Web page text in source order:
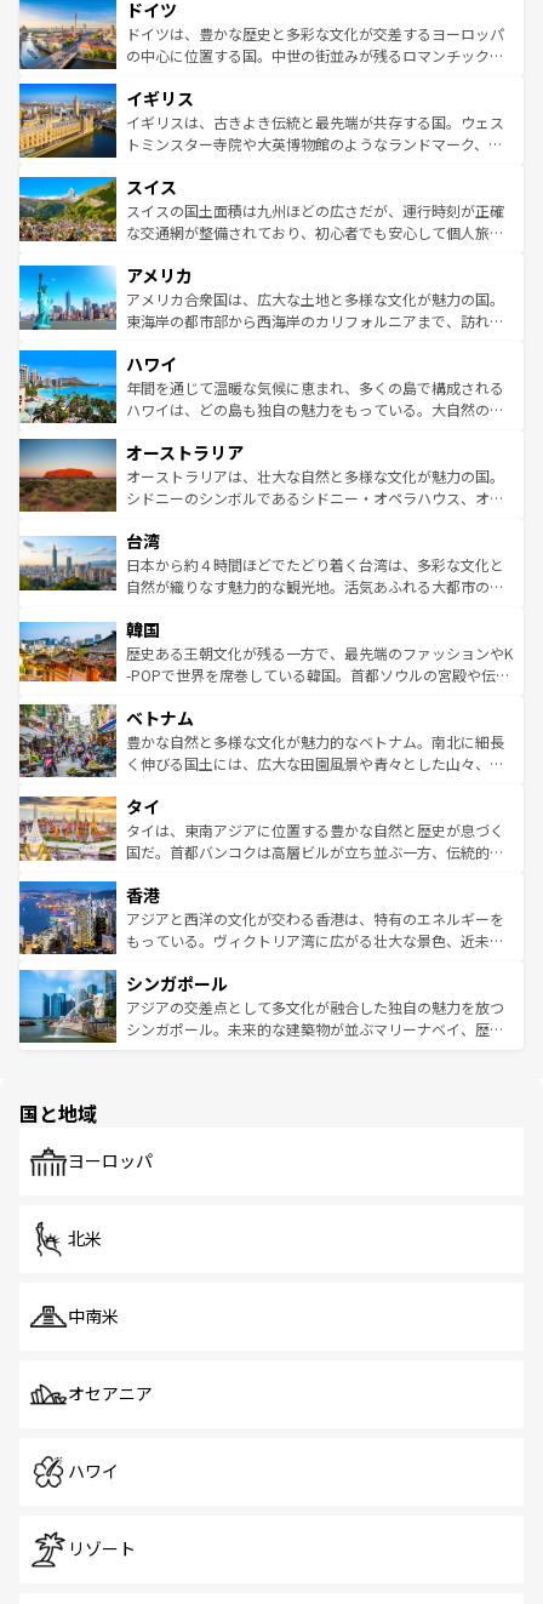
の城塞都市、穏やかなビーチリゾートまで多彩な表情を見
せる。地方によって風土や気候が異なるスペインはその個
性で訪れる人を魅了する。 なお、新着のスペイン情報はコ
で、幅広い魅力が詰まっている。華麗な宮殿、歴史的な大
聖堂、美しいビーチ、そして豊かな自然が、訪れる者を心
から魅了する。また、フランスは美食の国としても知ら
いる。シャンパンの発祥地であるランス、プロヴァンスの
香り高いラベンダー畑など、多彩な楽しみ方が可能だ。さ
らに、パリ以外の地域にも魅力が溢れており、どの街角に
れる地方に足を運ぶとそれぞれで全く異なる文化を体験で
きるだろう。 なお、新着のフランス情報はコンテンツ一覧
を参照してほしい。
ドイツ
ドイツは、豊かな歴史と多彩な文化が交差するヨーロッパ
の中心に位置する国。中世の街並みが残るロマンチック街
顔を持つこの国は、どこを歩いても飽きることがない。ベ
ルリンの文化的活気、バイエルン州のアルプスの絶景、そ
してライン川沿いのワイン畑といった風景は必見。ビール
は、お酒好きな人にはぜひ体験してほしい。 なお、新着の
ドイツ情報はコンテンツ一覧を参照してほしい。
イギリス
イギリスは、古きよき伝統と最先端が共存する国。ウェス
トミンスター寺院や大英博物館のようなランドマーク、歴
リアごとに異なる魅力がある。また、優雅なアフタヌーン
ティー、ビール好きにはたまらない英国パブ、サッカー観
戦など、本場だからこそできる体験も豊富。イギリスを旅
ンツ一覧を参照してほしい。
スイス
スイスの国土面積は九州ほどの広さだが、運行時刻が正確
な交通網が整備されており、初心者でも安心して個人旅行
の建物がそのまま残る町や、スイスならではのユニークな
博物館もあり、アルプス観光だけでなく町歩きも満喫する
ことができる。国民の所得が高いため物価も高いが、旅行
ば市内交通費無料で観光を楽しむこともできる。 なお、新
着のスイス情報はコンテンツ一覧 を参照してほしい。
アメリカ
アメリカ合衆国は、広大な土地と多様な文化が魅力の国。
東海岸の都市部から西海岸のカリフォルニアまで、訪れる
のような巨大都市は、観光、ショッピング、エンターテイ
ンメントが詰まった刺激的なスポットだ。一方、アメリカ
西部には大自然が広がり、グランドキャニオンやイエロー
部のニューオーリンズでは、音楽と美食が融合した独特の
文化が魅力。旅行者はアメリカの各地域で異なる魅力を楽
しみながら、その多様性と豊かな歴史を感じることができ
ならではの贅沢な旅のスタイルだ。 なお、新着のアメリカ
情報はコンテンツ一覧を参照してほしい。
ハワイ
年間を通じて温暖な気候に恵まれ、多くの島で構成される
ハワイは、どの島も独自の魅力をもっている。大自然の神
ワイ島は見逃せない。また、定番の観光地といえばオアフ
島だが、静かな自然を求めるならマウイ島やカウアイ島が
おすすめ。エメラルドグリーンに輝く海をはじめ、豊かな
れるおもてなしの心で訪れる人々を迎えてくれるハワイの
人々、おいしいローカルフードやハワイアンミュージッ
ク、伝統的なフラダンスなど、すべてがハワイの魅力を彩
ワイを、存分に味わってほしい。 なお、新着のハワイ情報
はコンテンツ一覧を参照してほしい。
オーストラリア
オーストラリアは、壮大な自然と多様な文化が魅力の国。
シドニーのシンボルであるシドニー・オペラハウス、オー
リアリーフや大陸中央部にそびえるウルル（エアーズロッ
ク）、タスマニアの美しい原生林やケアンズの熱帯雨林な
ど、見どころがたくさん。また、カフェやワイン、オージ
いる。アクティビティも充実しており、サーフィンやダイ
ビング、ハイキングなど、アウトドア好きにはたまらな
い。オーストラリアの多彩な魅力を存分に味わいつくそ
参照してほしい。
台湾
日本から約４時間ほどでたどり着く台湾は、多彩な文化と
自然が織りなす魅力的な観光地。活気あふれる大都市の台
ン）、静ひつな山岳地帯である台湾東部など、都市の喧騒
と山間の静けさが共存しており、訪れる人に新しい発見と
驚きをもたらしてくれる。また、奥深い台湾の食文化も魅
容にもいいと評判のスイーツなど、バラエティ豊かな料理
が味わえる。 なお、新着の台湾情報は コンテンツ一覧を参
照してほしい。
韓国
歴史ある王朝文化が残る一方で、最先端のファッションやK
-POPで世界を席巻している韓国。首都ソウルの宮殿や伝統
き、地方に足を延ばせば四季折々の自然美を楽しむことが
できる。そして、キムチや焼肉、絶品のストリートフード
まで、さまざまな韓国料理が待っている。夜には、韓国な
リティに包まれながら、韓国の多彩な魅力を心ゆくまで味
わってみてほしい。 なお、新着の韓国情報はコンテンツ一
覧を参照してほしい。
ベトナム
豊かな自然と多様な文化が魅力的なベトナム。南北に細長
く伸びる国土には、広大な田園風景や青々とした山々、世
急速な発展と共に伝統が息づく。ハノイの古い町並みやホ
ーチミン市のフランス統治時代の建物も、独特の雰囲気を
醸し出している。また、バラエティの豊かさとおいしさで
とつ。フォーやバインミー、ベトナムコーヒーなどは、ぜ
ひ現地で味わいたい。どの地域を訪れてもあたたかい人々
が旅行者を迎えてくれるので、きっと忘れられない旅にな
参照してほしい。
タイ
タイは、東南アジアに位置する豊かな自然と歴史が息づく
国だ。首都バンコクは高層ビルが立ち並ぶ一方、伝統的な
の活気が交差している。北部ではチェンマイなどの山岳地
帯で自然と触れ合い、南部ではプーケットやクラビの美し
いビーチでリゾート気分を楽しむことができる。タイ料理
激する。気候は一年中温暖で、どの季節にも異なる楽しみ
が待っている。親しみやすいタイの人々、仏教を中心とし
た文化、そして多様な観光資源が、訪れる旅人を魅了し続
香港
アジアと西洋の文化が交わる香港は、特有のエネルギーを
もっている。ヴィクトリア湾に広がる壮大な景色、近未来
み、どこを訪れても感動するはず。観光スポットが密集し
ており、効率よく見どころを回れるのも魅力。息をのむよ
うな絶景から文化的な体験まで、香港を存分に楽しみ尽く
シンガポール
アジアの交差点として多文化が融合した独自の魅力を放つ
シンガポール。未来的な建築物が並ぶマリーナベイ、歴史
で、ホーカーズは地元の風情を楽しめる外せないスポット
国と地域
ヨーロッパ
北米
中南米
オセアニア
ハワイ
リゾート